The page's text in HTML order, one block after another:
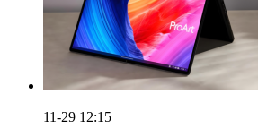
11-29 12:15